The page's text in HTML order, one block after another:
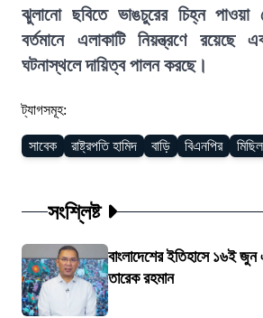
ঝুলানো ছবিতে ভাঙচুরের চিহ্ন পাওয়া
বর্তমানে এলাকাটি নিয়ন্ত্রণে রয়েছে
ঘটনাস্থলে দায়িত্ব পালন করছে।
ট্যাগসমূহ:
সাবেক রাষ্ট্রপতি হামিদ বাড়ি বিএনপির মিছিল
সংশ্লিষ্ট
বাংলাদেশের ইতিহাসে ১৬ই
তারেক রহমান